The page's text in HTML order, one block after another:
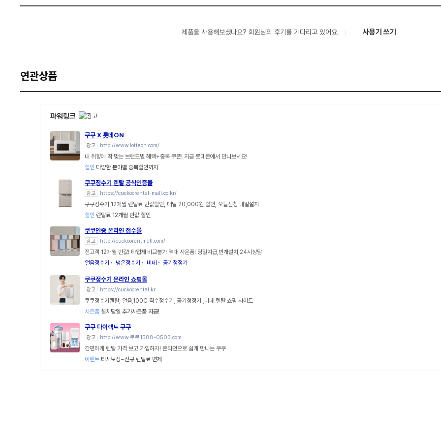
제품을 사용해보셨나요? 회원님의 후기를 기다리고 있어요. 사용기 쓰기
연관상품
파워링크
쿠쿠 X 롯데ON
광고 http://www.lotteon.com/
내 취향에 딱 맞는 브랜드별 혜택+중복 쿠폰! 지금 롯데온에서 만나보세요!
할인 다양한 분야별 중복할인까지
쿠쿠정수기 렌탈 공식인증몰
광고 https://cuckoorental-mall.co.kr/
쿠쿠정수기 12개월 렌탈료 반값할인, 매달 20,000원 할인, 오늘신청 내일설치
할인 렌탈료 12개월 반값 할인
쿠쿠인증 온라인 접수몰
광고 http://cuckoorentmall.com/
전고객 12개월 반값! 타업체 비교불가 역대 사은품! 당일지급,번개설치,24시상담
얼음정수기
냉온정수기 비데 공기청정기
쿠쿠정수기 온라인 쇼핑몰
광고 https://cuckoorental.kr
쿠쿠정수기렌탈, 얼음,100C 직수정수기, 공기청정기 ,비데 렌탈 쇼핑 사이트
사은품 설치당일 추가사은품 지급!
쿠쿠 다이렉트 쿠쿠
광고 http://www.쿠쿠1588-0503.com
간편하게 렌탈 가격 보고 가입하자! 온라인으로 쉽게 만나는 쿠쿠
이벤트 타사보상~신규 렌탈료 면제